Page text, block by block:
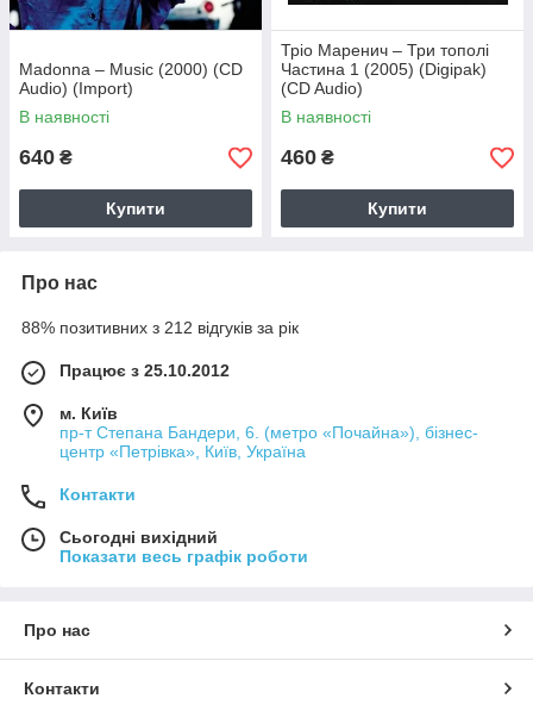
Madonna – Music (2000) (CD
Audio) (Import)
В наявності
640 ₴
Купити
Тріо Маренич – Три тополі
Частина 1 (2005) (Digipak)
(CD Audio)
В наявності
460 ₴
Купити
Про нас
88% позитивних з 212 відгуків за рік
Працює з 25.10.2012
м. Київ
пр-т Степана Бандери, 6. (метро «Почайна»), бізнес-
центр «Петрівка», Київ, Україна
Контакти
Сьогодні вихідний
Показати весь графік роботи
Про нас
Контакти